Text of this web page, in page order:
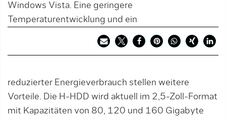
Windows Vista. Eine geringere
Temperaturentwicklung und ein
reduzierter Energieverbrauch stellen weitere
Vorteile. Die H-HDD wird aktuell im 2,5-Zoll-Format
mit Kapazitäten von 80, 120 und 160 Gigabyte